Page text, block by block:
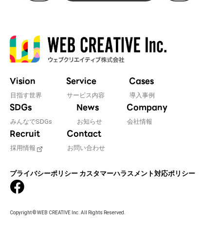
Vision
目指す世界
Service
サービス内容
Cases
導入事例
SDGs
みんなでSDGs
News
お知らせ
Company
会社情報
Recruit
採用情報
Contact
お問い合わせ
プライバシーポリシー カスタマーハラスメント対応ポリシー
Copyright © WEB CREATIVE Inc. All Rights Reserved.